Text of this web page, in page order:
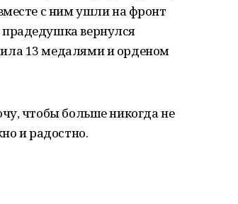
с ним ушли на фронт
прадедушка вернулся
13 медалями и орденом
чтобы больше никогда не
и радостно.